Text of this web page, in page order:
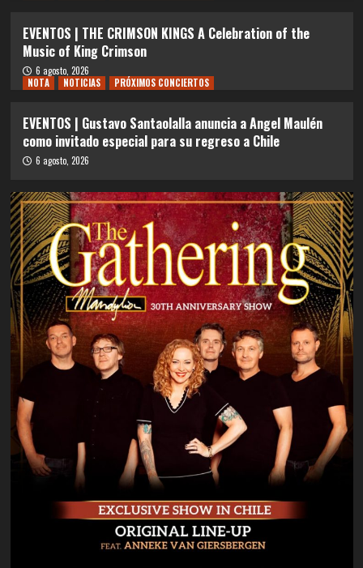
EVENTOS | THE CRIMSON KINGS A Celebration of the
Music of King Crimson
6 agosto, 2026
NOTA
NOTICIAS PRÓXIMOS CONCIERTOS
EVENTOS | Gustavo Santaolalla anuncia a Angel Maulén
como invitado especial para su regreso a Chile
6 agosto, 2026